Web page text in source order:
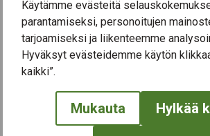
Käytämme evästeitä
parantamiseksi, personoitujen
tarjoamiseksi ja liikenteemme
Hyväksyt evästeidemme käytön
kaikki”.
Mukauta Hylkää
← Näytä kaikki